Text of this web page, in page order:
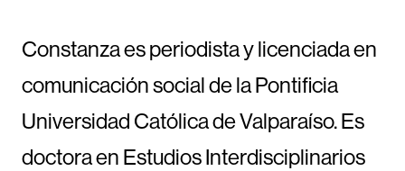
Constanza es periodista y licenciada en
comunicación social de la Pontificia
Universidad Católica de Valparaíso. Es
doctora en Estudios Interdisciplinarios